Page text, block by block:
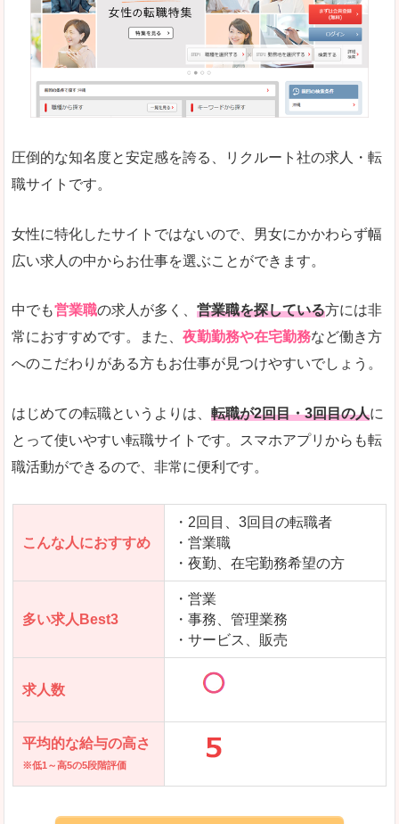
悪いところ
求人の掲載数が少ないです。
求人の掲載情報の文字が小さめで、少し見づらい
詳しい説明
女性でエンジニア職への転職をお考えの方は、こ
エンジニア職の求人においては、ほかにない専門
求人数が少ないので、逆に探しやすいといった一
求人を含んだページを見てみる
圧倒的な知名度と安定感を誇る、リクルート社の求人・転
職サイトです。
女性に特化したサイトではないので、男女にかかわらず幅
広い求人の中からお仕事を選ぶことができます。
中でも営業職の求人が多く、 営業職を探している方には非
常におすすめです。また、 夜勤勤務や在宅勤務など働き方
へのこだわりがある方もお仕事が見つけやすいでしょう。
はじめての転職というよりは、 転職が2回目・3回目の人に
とって使いやすい転職サイトです。スマホアプリからも転
職活動ができるので、非常に便利です。
こんな人におすすめ
・2回目、3回目の転職者
・営業職
・夜勤、在宅勤務希望の方
多い求人Best3
・営業
・事務、管理業務
・サービス、販売
求人数
平均的な給与の高さ
※低1～高5の5段階評価